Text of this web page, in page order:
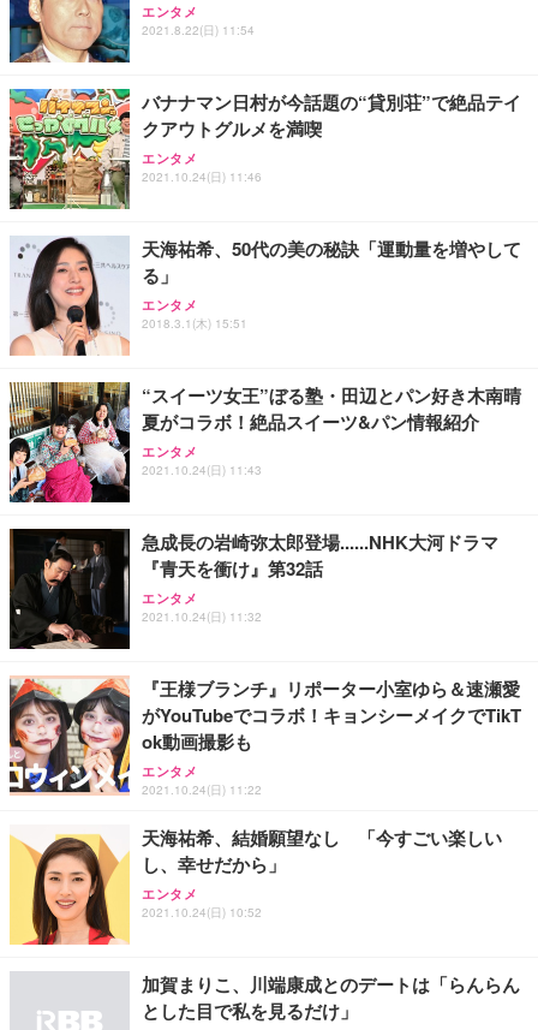
エンタメ
2021.8.22(日) 11:54
バナナマン日村が今話題の“貸別荘”で絶品テイ
クアウトグルメを満喫
エンタメ
2021.10.24(日) 11:46
天海祐希、50代の美の秘訣「運動量を増やして
る」
エンタメ
2018.3.1(木) 15:51
“スイーツ女王”ぼる塾・田辺とパン好き木南晴
夏がコラボ！絶品スイーツ&パン情報紹介
エンタメ
2021.10.24(日) 11:43
急成長の岩崎弥太郎登場......NHK大河ドラマ
『青天を衝け』第32話
エンタメ
2021.10.24(日) 11:32
『王様ブランチ』リポーター小室ゆら＆速瀬愛
がYouTubeでコラボ！キョンシーメイクでTikT
ok動画撮影も
エンタメ
2021.10.24(日) 11:22
天海祐希、結婚願望なし 「今すごい楽しい
し、幸せだから」
エンタメ
2021.10.24(日) 10:52
加賀まりこ、川端康成とのデートは「らんらん
とした目で私を見るだけ」